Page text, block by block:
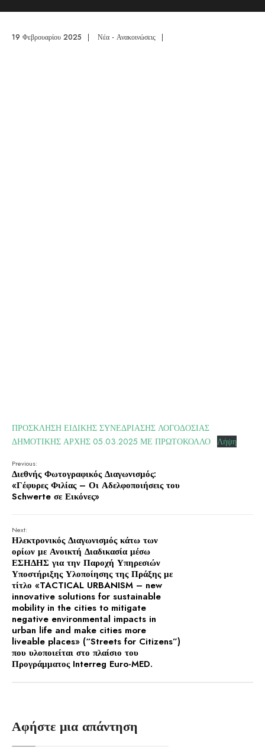
19 Φεβρουαρίου 2025 | Νέα - Ανακοινώσεις |
ΠΡΟΣΚΛΗΣΗ ΕΙΔΙΚΗΣ ΣΥΝΕΔΡΙΑΣΗΣ ΛΟΓΟΔΟΣΙΑΣ
ΔΗΜΟΤΙΚΗΣ ΑΡΧΗΣ 05.03.2025 ΜΕ ΠΡΩΤΟΚΟΛΛΟ Λήψη
Previous:
Διεθνής Φωτογραφικός Διαγωνισμός:
«Γέφυρες Φιλίας – Οι Αδελφοποιήσεις του
Schwerte σε Εικόνες»
Next:
Ηλεκτρονικός Διαγωνισμός κάτω των
ορίων με Ανοικτή Διαδικασία μέσω
ΕΣΗΔΗΣ για την Παροχή Υπηρεσιών
Υποστήριξης Υλοποίησης της Πράξης με
τίτλο «TACTICAL URBANISM – new
innovative solutions for sustainable
mobility in the cities to mitigate
negative environmental impacts in
urban life and make cities more
liveable places» (“Streets for Citizens”)
που υλοποιείται στο πλαίσιο του
Προγράμματος Interreg Euro-MED.
Αφήστε μια απάντηση